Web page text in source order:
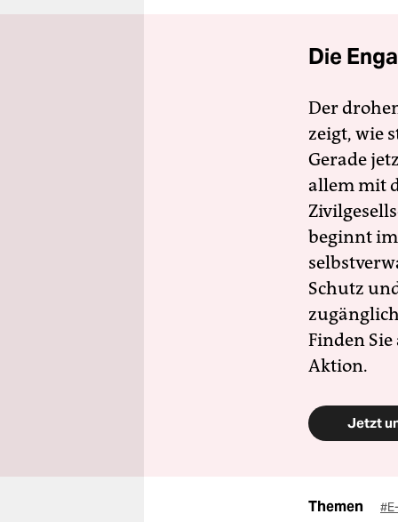
Die
Der
zeigt, wie
Gerade
allem mit
beginnt
Schutz
Finden
Aktion.
Jetzt
Themen